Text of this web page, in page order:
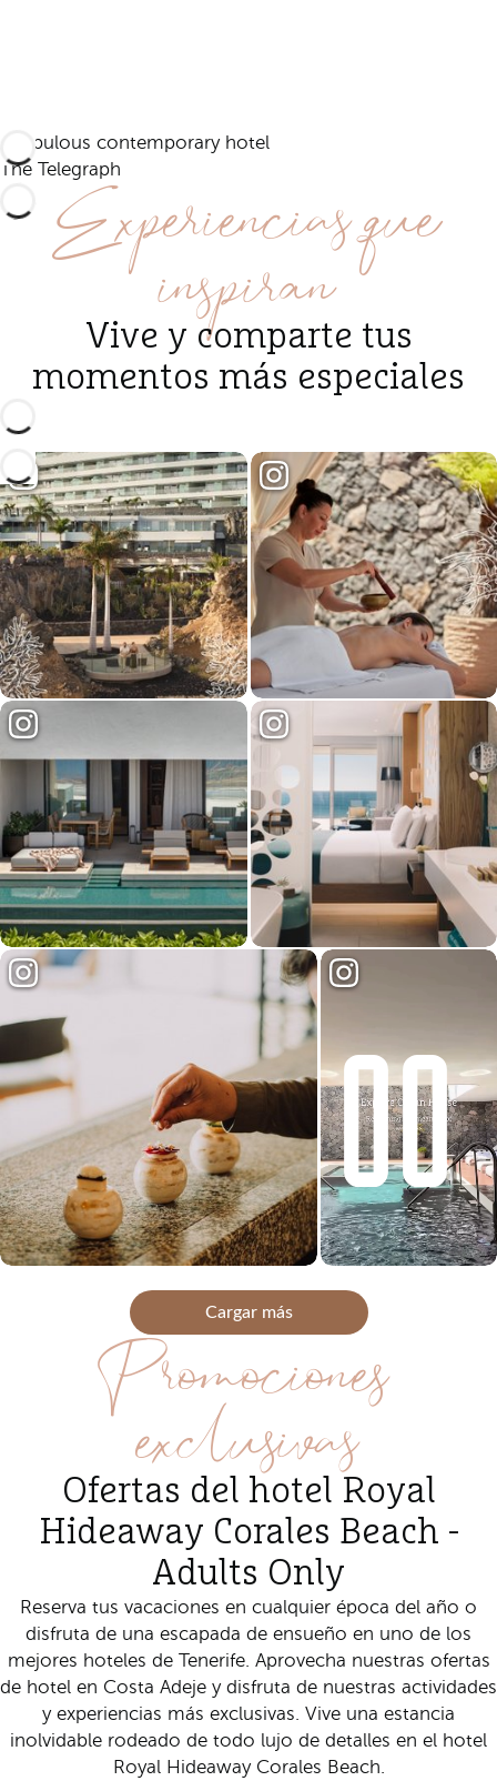
A fabulous contemporary hotel
The Telegraph
Experiencias que
inspiran
Vive y comparte tus
momentos más especiales
Cargar más
Promociones
exclusivas
Ofertas del hotel Royal
Hideaway Corales Beach -
Adults Only
Reserva tus vacaciones en cualquier época del año o
disfruta de una escapada de ensueño en uno de los
mejores hoteles de Tenerife. Aprovecha nuestras ofertas
de hotel en Costa Adeje y disfruta de nuestras actividades
y experiencias más exclusivas. Vive una estancia
inolvidable rodeado de todo lujo de detalles en el hotel
Royal Hideaway Corales Beach.